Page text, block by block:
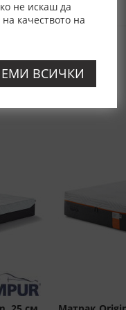
не искаш да
качеството на
ВСИЧКИ